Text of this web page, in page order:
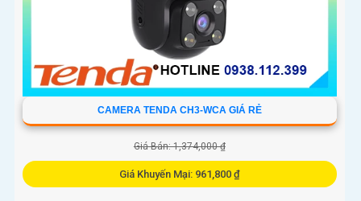
CAMERA TENDA CH3-WCA GIÁ RẺ
Giá Bán: 1,374,000 ₫
Giá Khuyến Mại: 961,800 ₫